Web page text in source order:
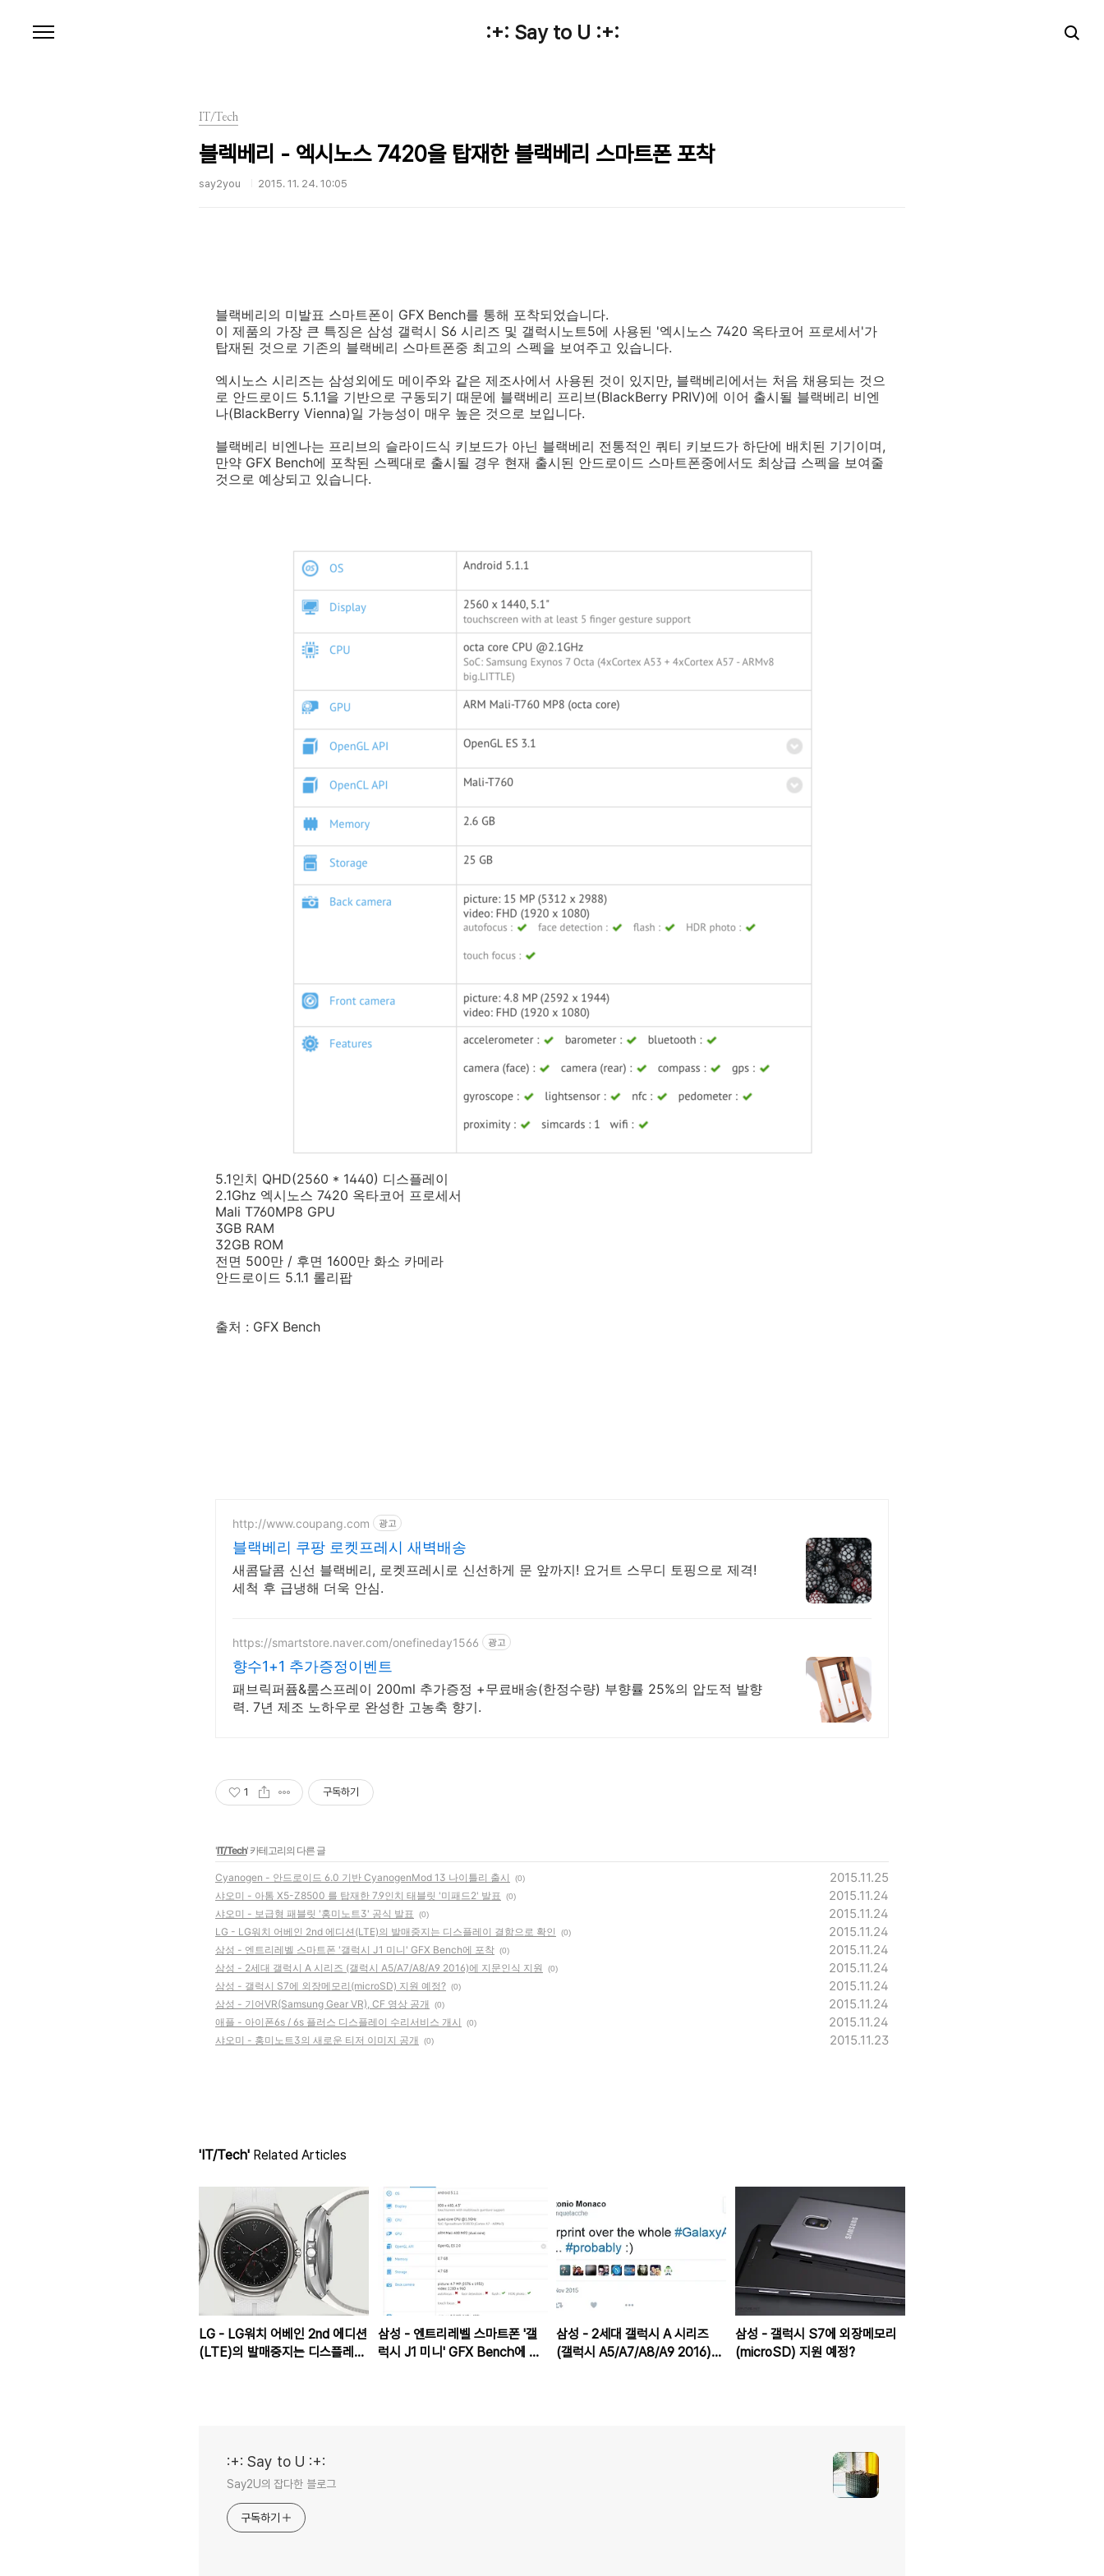
:+: Say to U :+:
IT/Tech
블렉베리 - 엑시노스 7420을 탑재한 블랙베리 스마트폰 포착
say2you 2015. 11. 24. 10:05
블랙베리의 미발표 스마트폰이 GFX Bench를 통해 포착되었습니다.
이 제품의 가장 큰 특징은 삼성 갤럭시 S6 시리즈 및 갤럭시노트5에 사용된 '엑시노스 7420 옥타코어 프로세서'가
탑재된 것으로 기존의 블랙베리 스마트폰중 최고의 스펙을 보여주고 있습니다.
엑시노스 시리즈는 삼성외에도 메이주와 같은 제조사에서 사용된 것이 있지만, 블랙베리에서는 처음 채용되는 것으
로 안드로이드 5.1.1을 기반으로 구동되기 때문에 블랙베리 프리브(BlackBerry PRIV)에 이어 출시될 블랙베리 비엔
나(BlackBerry Vienna)일 가능성이 매우 높은 것으로 보입니다.
블랙베리 비엔나는 프리브의 슬라이드식 키보드가 아닌 블랙베리 전통적인 쿼티 키보드가 하단에 배치된 기기이며,
만약 GFX Bench에 포착된 스펙대로 출시될 경우 현재 출시된 안드로이드 스마트폰중에서도 최상급 스펙을 보여줄
것으로 예상되고 있습니다.
5.1인치 QHD(2560 * 1440) 디스플레이
2.1Ghz 엑시노스 7420 옥타코어 프로세서
Mali T760MP8 GPU
3GB RAM
32GB ROM
전면 500만 / 후면 1600만 화소 카메라
안드로이드 5.1.1 롤리팝
출처 : GFX Bench
http://www.coupang.com 광고
블랙베리 쿠팡 로켓프레시 새벽배송
새콤달콤 신선 블랙베리, 로켓프레시로 신선하게 문 앞까지! 요거트 스무디 토핑으로 제격!
세척 후 급냉해 더욱 안심.
https://smartstore.naver.com/onefineday1566 광고
향수1+1 추가증정이벤트
패브릭퍼퓸&룸스프레이 200ml 추가증정 +무료배송(한정수량) 부향률 25%의 압도적 발향
력. 7년 제조 노하우로 완성한 고농축 향기.
1 구독하기
'IT/Tech' 카테고리의 다른 글
Cyanogen - 안드로이드 6.0 기반 CyanogenMod 13 나이틀리 출시 (0) 2015.11.25
샤오미 - 아톰 X5-Z8500 를 탑재한 7.9인치 태블릿 '미패드2' 발표 (0) 2015.11.24
샤오미 - 보급형 패블릿 '홍미노트3' 공식 발표 (0) 2015.11.24
LG - LG워치 어베인 2nd 에디션(LTE)의 발매중지는 디스플레이 결함으로 확인 (0) 2015.11.24
삼성 - 엔트리레벨 스마트폰 '갤럭시 J1 미니' GFX Bench에 포착 (0) 2015.11.24
삼성 - 2세대 갤럭시 A 시리즈 (갤럭시 A5/A7/A8/A9 2016)에 지문인식 지원 (0) 2015.11.24
삼성 - 갤럭시 S7에 외장메모리(microSD) 지원 예정? (0) 2015.11.24
삼성 - 기어VR(Samsung Gear VR), CF 영상 공개 (0) 2015.11.24
애플 - 아이폰6s / 6s 플러스 디스플레이 수리서비스 개시 (0) 2015.11.24
샤오미 - 홍미노트3의 새로운 티저 이미지 공개 (0) 2015.11.23
'IT/Tech' Related Articles
LG - LG워치 어베인 2nd 에디션
(LTE)의 발매중지는 디스플레이
삼성 - 엔트리레벨 스마트폰 '갤
럭시 J1 미니' GFX Bench에 포
삼성 - 2세대 갤럭시 A 시리즈
(갤럭시 A5/A7/A8/A9 2016)에
삼성 - 갤럭시 S7에 외장메모리
(microSD) 지원 예정?
:+: Say to U :+:
Say2U의 잡다한 블로그
구독하기